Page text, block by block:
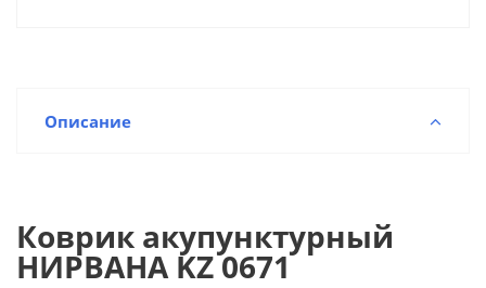
Описание
Коврик акупунктурный
НИРВАНА KZ 0671